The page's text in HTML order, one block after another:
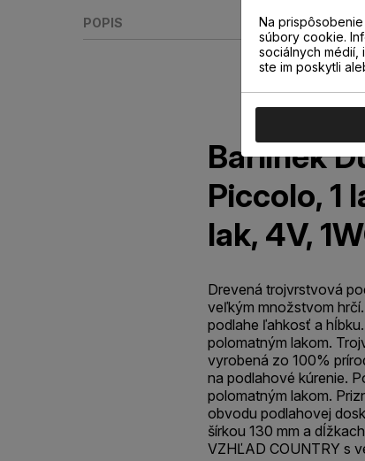
POPIS
Barlinek
Piccolo, 1
lak, 4V,
Drevená trojvrstvová
veľkým množstvom
podlahe ľahkosť a
polomatným lakom.
vyrobená zo 100%
na podlahové kúrenie.
polomatným lakom.
obvodu podlahovej
šírkou 130 mm a
VZHĽAD COUNTRY s
Na
súbory cookie.
sociálnych médií,
ste im poskytli